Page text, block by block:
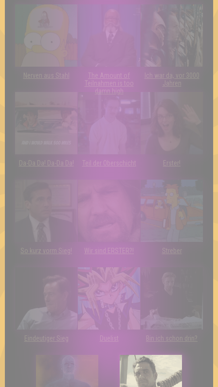
Nerven aus Stahl
The Amount of
Teilnahmen is too
damn high
Ich war da, vor 3000
Jahren
Da-Da Da! Da-Da Da! Teil der Oberschicht Erster!
So kurz vorm Sieg! Wir sind ERSTER?! Streber
Eindeutiger Sieg Duelist Bin ich schon drin?